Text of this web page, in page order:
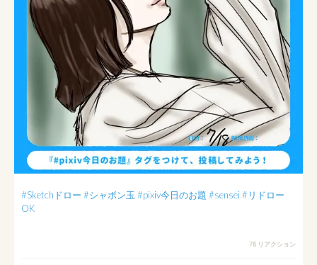
#Sketchドロー #シャボン玉 #pixiv今日のお題 #sensei #リドロー
OK
78 リアクション